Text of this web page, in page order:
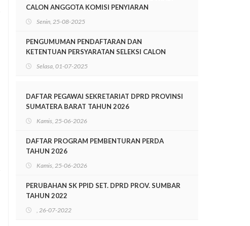
CALON ANGGOTA KOMISI PENYIARAN
INDONESIA DAERAH PROVINSI SUMATERA
BARAT PERIODE 2025-2028
Senin, 25-08-2025
PENGUMUMAN PENDAFTARAN DAN
KETENTUAN PERSYARATAN SELEKSI CALON
ANGGOTA KOMISI PENYIARAN INDONESIA
DAERAH SUMATERA BARAT MASA JABATAN
Selasa, 01-07-2025
DAFTAR PEGAWAI SEKRETARIAT DPRD PROVINSI
SUMATERA BARAT TAHUN 2026
Kamis, 25-06-2026
DAFTAR PROGRAM PEMBENTURAN PERDA
TAHUN 2026
Kamis, 25-06-2026
PERUBAHAN SK PPID SET. DPRD PROV. SUMBAR
TAHUN 2022
, 26-07-2022